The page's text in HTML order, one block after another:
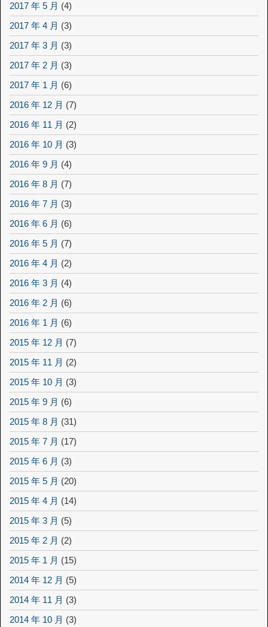
2017 年 5 月 (4)
2017 年 4 月 (3)
2017 年 3 月 (3)
2017 年 2 月 (3)
2017 年 1 月 (6)
2016 年 12 月 (7)
2016 年 11 月 (2)
2016 年 10 月 (3)
2016 年 9 月 (4)
2016 年 8 月 (7)
2016 年 7 月 (3)
2016 年 6 月 (6)
2016 年 5 月 (7)
2016 年 4 月 (2)
2016 年 3 月 (4)
2016 年 2 月 (6)
2016 年 1 月 (6)
2015 年 12 月 (7)
2015 年 11 月 (2)
2015 年 10 月 (3)
2015 年 9 月 (6)
2015 年 8 月 (31)
2015 年 7 月 (17)
2015 年 6 月 (3)
2015 年 5 月 (20)
2015 年 4 月 (14)
2015 年 3 月 (5)
2015 年 2 月 (2)
2015 年 1 月 (15)
2014 年 12 月 (5)
2014 年 11 月 (3)
2014 年 10 月 (3)